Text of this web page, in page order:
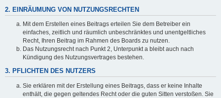
2. EINRÄUMUNG VON NUTZUNGSRECHTEN
Mit dem Erstellen eines Beitrags erteilen Sie dem Betreiber ein
einfaches, zeitlich und räumlich unbeschränktes und unentgeltliches
Recht, Ihren Beitrag im Rahmen des Boards zu nutzen.
Das Nutzungsrecht nach Punkt 2, Unterpunkt a bleibt auch nach
Kündigung des Nutzungsvertrages bestehen.
3. PFLICHTEN DES NUTZERS
Sie erklären mit der Erstellung eines Beitrags, dass er keine Inhalte
enthält, die gegen geltendes Recht oder die guten Sitten verstoßen. Sie